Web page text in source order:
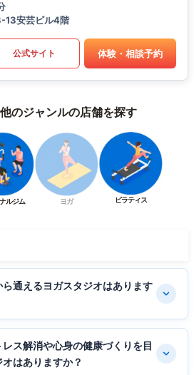
13安芸ビル4階
公式サイト 体験・相談予約
のジャンルの店舗を探す
ルジム ヨガ ピラティス
通えるヨガスタジオはあります
ス解消や心身の健康づくりを目
はありますか？